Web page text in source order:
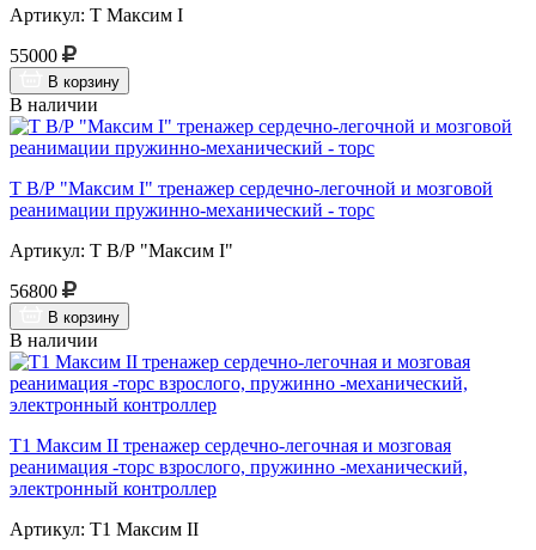
Артикул: Т Максим I
55000
В корзину
В наличии
Т В/Р "Максим I" тренажер сердечно-легочной и мозговой
реанимации пружинно-механический - торс
Артикул: Т В/Р "Максим I"
56800
В корзину
В наличии
Т1 Максим II тренажер сердечно-легочная и мозговая
реанимация -торс взрослого, пружинно -механический,
электронный контроллер
Артикул: Т1 Максим II